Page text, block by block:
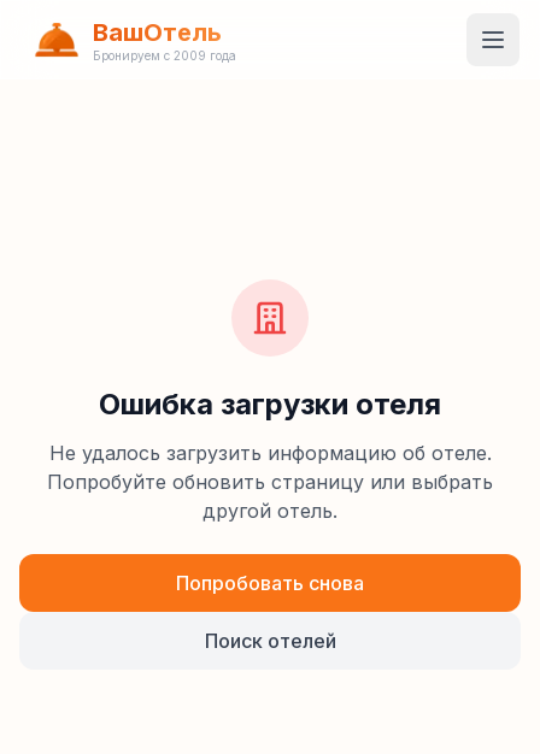
ВашОтель
Бронируем с 2009 года
Ошибка загрузки отеля
Не удалось загрузить информацию об отеле.
Попробуйте обновить страницу или выбрать
другой отель.
Попробовать снова
Поиск отелей